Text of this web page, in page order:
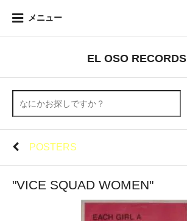
メニュー
EL OSO RECORDS
POSTERS
"VICE SQUAD WOMEN"